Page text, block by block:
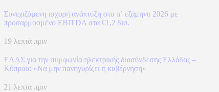
Συνεχιζόμενη ισχυρή ανάπτυξη στο α΄ εξάμηνο 2026 με
προσαρμοσμένο EBITDA στα €1,2 δισ.
19 λεπτά πριν
ΕΛΑΣ για την συμφωνία ηλεκτρικής διασύνδεσης Ελλάδας –
Κύπρου: «Να μην πανηγυρίζει η κυβέρνηση»
21 λεπτά πριν